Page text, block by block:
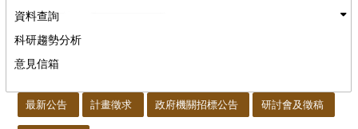
資料查詢
科研趨勢分析
意見信箱
最新公告 計畫徵求 政府機關招標公告 研討會及徵稿